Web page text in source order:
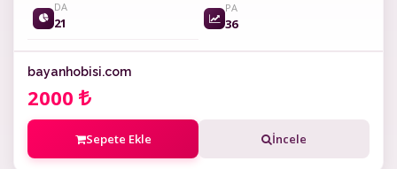
DA
21
PA
36
bayanhobisi.com
2000
Sepete Ekle İncele